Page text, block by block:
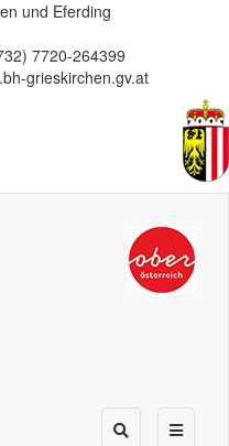
und Eferding
7720-264399
grieskirchen.gv.at